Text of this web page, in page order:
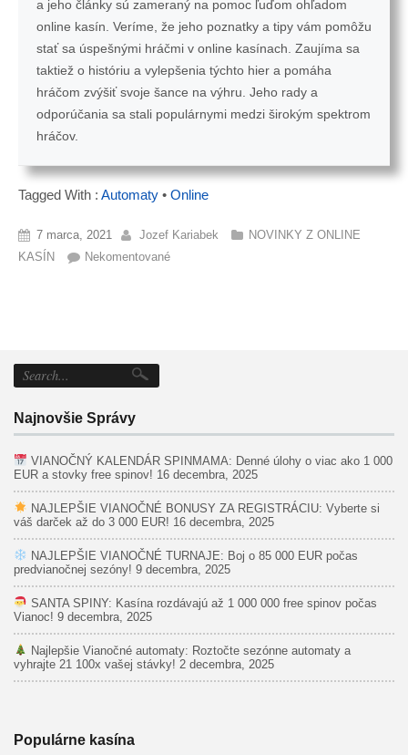
a jeho články sú zameraný na pomoc ľuďom ohľadom
online kasín. Veríme, že jeho poznatky a tipy vám pomôžu
stať sa úspešnými hráčmi v online kasínach. Zaujíma sa
taktiež o históriu a vylepšenia týchto hier a pomáha
hráčom zvýšiť svoje šance na výhru. Jeho rady a
odporúčania sa stali populárnymi medzi širokým spektrom
hráčov.
Tagged With : Automaty • Online
7 marca, 2021 Jozef Kariabek
NOVINKY Z ONLINE
KASÍN
Nekomentované
Najnovšie Správy
VIANOČNÝ KALENDÁR SPINMAMA: Denné úlohy o viac ako 1 000
EUR a stovky free spinov! 16 decembra, 2025
NAJLEPŠIE VIANOČNÉ BONUSY ZA REGISTRÁCIU: Vyberte si
váš darček až do 3 000 EUR! 16 decembra, 2025
NAJLEPŠIE VIANOČNÉ TURNAJE: Boj o 85 000 EUR počas
predvianočnej sezóny! 9 decembra, 2025
SANTA SPINY: Kasína rozdávajú až 1 000 000 free spinov počas
Vianoc! 9 decembra, 2025
Najlepšie Vianočné automaty: Roztočte sezónne automaty a
vyhrajte 21 100x vašej stávky! 2 decembra, 2025
Populárne kasína